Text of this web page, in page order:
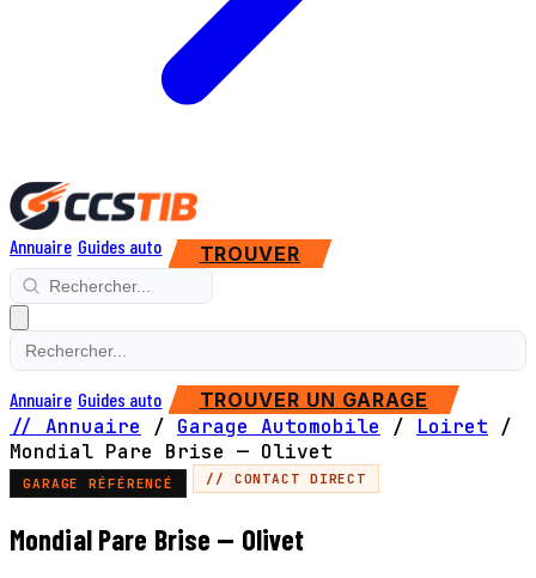
Annuaire Guides auto TROUVER
Annuaire Guides auto TROUVER UN GARAGE
// Annuaire / Garage Automobile / Loiret
/
Mondial Pare Brise — Olivet
GARAGE RÉFÉRENCÉ // CONTACT DIRECT
Mondial Pare Brise — Olivet